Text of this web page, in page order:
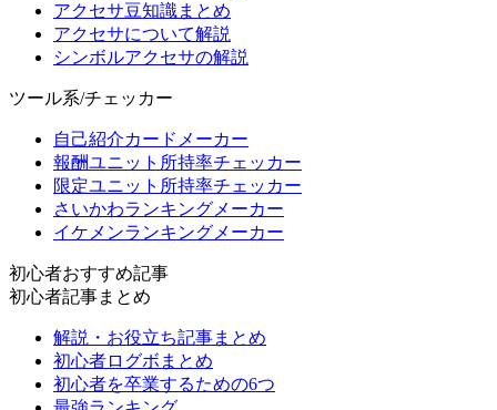
アクセサ豆知識まとめ
アクセサについて解説
シンボルアクセサの解説
ツール系/チェッカー
自己紹介カードメーカー
報酬ユニット所持率チェッカー
限定ユニット所持率チェッカー
さいかわランキングメーカー
イケメンランキングメーカー
初心者おすすめ記事
初心者記事まとめ
解説・お役立ち記事まとめ
初心者ログボまとめ
初心者を卒業するための6つ